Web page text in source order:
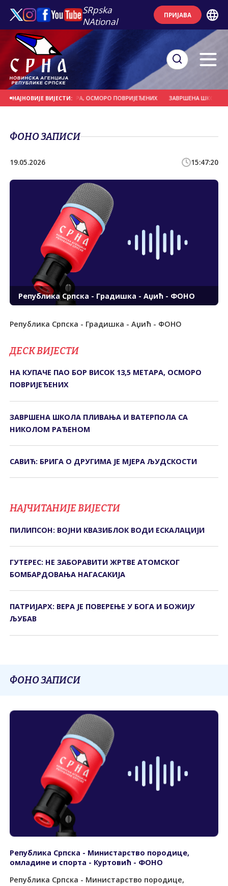
SRpska
NAtional
ПРИЈАВА
НАЈНОВИЈЕ ВИЈЕСТИ:
БОР ВИСОК 13,5 МЕТАРА, ОСМОРО ПОВРИЈЕЂЕНИХ ЗАВРШЕНА ШКОЛА
ФОНО ЗАПИСИ
19.05.2026 15:47:20
Република Српска - Градишка - Аџић - ФОНО
Република Српска - Градишка - Аџић - ФОНО
ДЕСК ВИЈЕСТИ
НА КУПАЧЕ ПАО БОР ВИСОК 13,5 МЕТАРА, ОСМОРО
ПОВРИЈЕЂЕНИХ
ЗАВРШЕНА ШКОЛА ПЛИВАЊА И ВАТЕРПОЛА СА
НИКОЛОМ РАЂЕНОМ
САВИЋ: БРИГА О ДРУГИМА ЈЕ МЈЕРА ЉУДСКОСТИ
НАЈЧИТАНИЈЕ ВИЈЕСТИ
ПИЛИПСОН: ВОЈНИ КВАЗИБЛОК ВОДИ ЕСКАЛАЦИЈИ
ГУТЕРЕС: НЕ ЗАБОРАВИТИ ЖРТВЕ АТОМСКОГ
БОМБАРДОВАЊА НАГАСАКИЈА
ПАТРИЈАРХ: ВЕРА ЈЕ ПОВЕРЕЊЕ У БОГА И БОЖИЈУ
ЉУБАВ
ФОНО ЗАПИСИ
Република Српска - Министарство породице,
омладине и спорта - Куртовић - ФОНО
Република Српска - Министарство породице,